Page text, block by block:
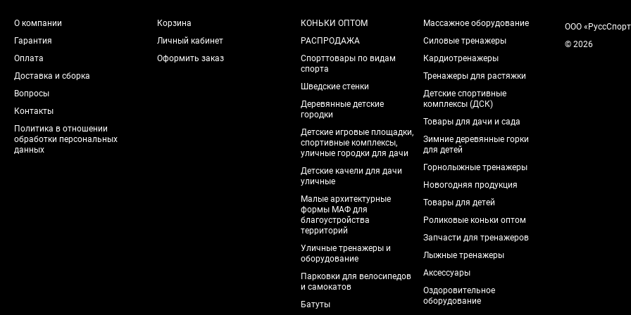
О компании
Гарантия
Оплата
Доставка и сборка
Вопросы
Контакты
Политика в отношении
обработки персональных
данных
Корзина
Личный кабинет
Оформить заказ
КОНЬКИ ОПТОМ
РАСПРОДАЖА
Спорттовары по видам
спорта
Шведские стенки
Деревянные детские
городки
Детские игровые площадки,
спортивные комплексы,
уличные городки для дачи
Детские качели для дачи
уличные
Малые архитектурные
формы МАФ для
благоустройства
территорий
Уличные тренажеры и
оборудование
Парковки для велосипедов
и самокатов
Батуты
Массажное оборудование
Силовые тренажеры
Кардиотренажеры
Тренажеры для растяжки
Детские спортивные
комплексы (ДСК)
Товары для дачи и сада
Зимние деревянные горки
для детей
Горнолыжные тренажеры
Новогодняя продукция
Товары для детей
Роликовые коньки оптом
Запчасти для тренажеров
Лыжные тренажеры
Аксессуары
Оздоровительное
оборудование
ООО
© 2026